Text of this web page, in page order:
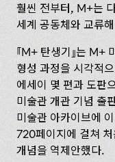
훨씬 전부터, M+는
세계 공동체와 교류
M+ 탄생기
는 M+
형성 과정을 시각적
에세이 몇 편과 도판
미술관 개관 기념 출
미술관 아카이브에
720페이지에 걸쳐
개념을 역제안했다.